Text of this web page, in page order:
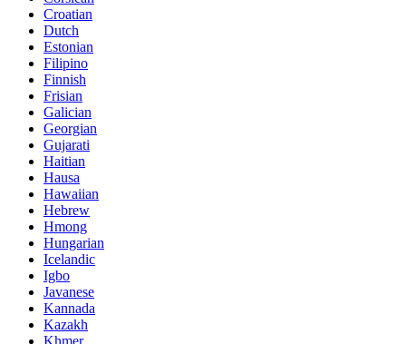
Croatian
Dutch
Estonian
Filipino
Finnish
Frisian
Galician
Georgian
Gujarati
Haitian
Hausa
Hawaiian
Hebrew
Hmong
Hungarian
Icelandic
Igbo
Javanese
Kannada
Kazakh